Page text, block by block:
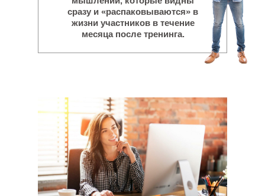
сразу и «распаковываются» в
жизни участников в течение
месяца после тренинга.